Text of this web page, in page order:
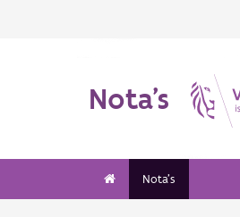
Nota's
Nota's